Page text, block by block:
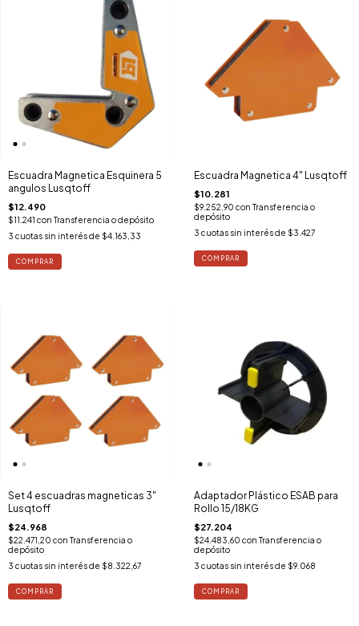
Escuadra Magnetica Esquinera 5
angulos Lusqtoff
$12.490
$11.241 con Transferencia o depósito
3 cuotas sin interés de $4.163,33
Escuadra Magnetica 4" Lusqtoff
$10.281
$9.252,90 con Transferencia o
depósito
3 cuotas sin interés de $3.427
Set 4 escuadras magneticas 3"
Lusqtoff
$24.968
$22.471,20 con Transferencia o
depósito
3 cuotas sin interés de $8.322,67
Adaptador Plástico ESAB para
Rollo 15/18KG
$27.204
$24.483,60 con Transferencia o
depósito
3 cuotas sin interés de $9.068